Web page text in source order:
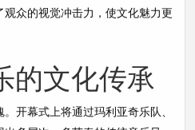
众的视觉冲击力，使文化魅力更
的文化传承
开幕式上将通过玛利亚奇乐队、